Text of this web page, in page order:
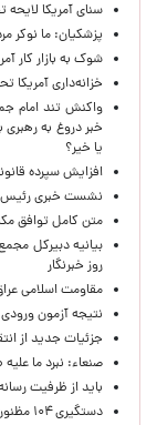
سنای آمریکا
پزشکیان: ما نوکر
شوک به بازار کار آمریکا/
خزانه‌داری آمریکا
واکنش تند امام
خبر دروغ به
یا خیر؟
افزایش سپرده
نشست خبری
متن کامل توافق
بیانیه دبیرکل
روز خبرنگار
مقاومت اسلامی
نتیجه آزمون ورودی سمپاد
جزئیات جدید از
صنعاء: نبرد ما
باید از ظرفیت
دستگیری ۱۰۴ مظنون طی عملیات‌هایی علیه داعش در ترکیه